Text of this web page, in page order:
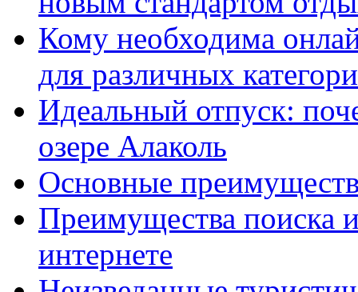
Кому необходима
для различных
Идеальный отпуск:
озере Алаколь
Основные
Преимущества поиска
интернете